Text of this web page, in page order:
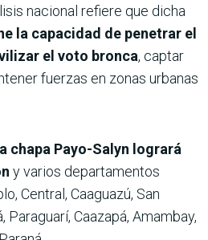
nacional refiere que dicha
la capacidad de penetrar el
el voto bronca, captar
fuerzas en zonas urbanas
chapa Payo-Salyn logrará
y varios departamentos
Central, Caaguazú, San
Paraguarí, Caazapá, Amambay,